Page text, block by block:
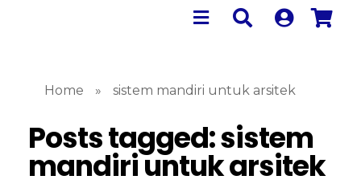
Home » sistem mandiri untuk arsitek
Posts tagged: sistem
mandiri untuk arsitek